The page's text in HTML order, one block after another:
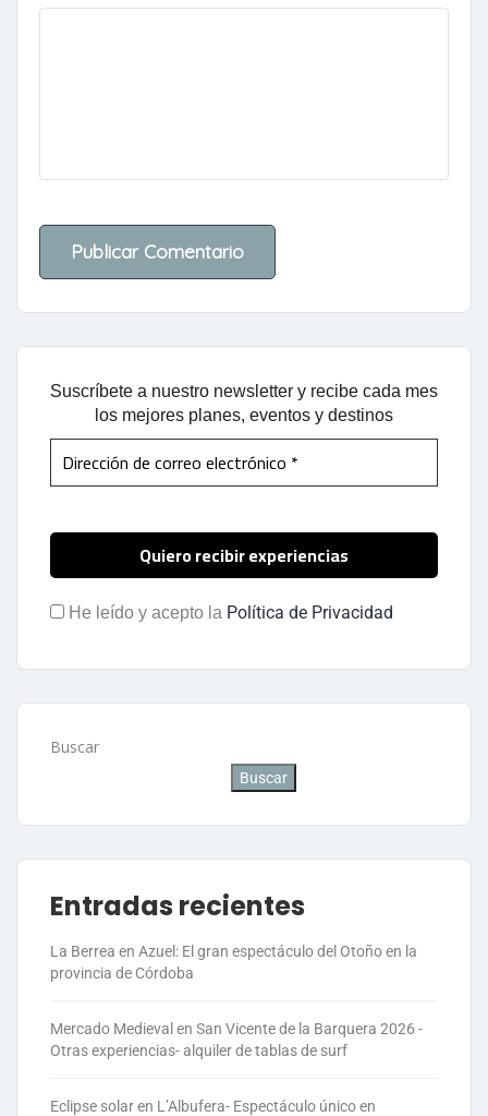
Suscríbete a nuestro newsletter y recibe cada mes
los mejores planes, eventos y destinos
He leído y acepto la Política de Privacidad
Buscar
Buscar
Entradas recientes
La Berrea en Azuel: El gran espectáculo del Otoño en la
provincia de Córdoba
Mercado Medieval en San Vicente de la Barquera 2026 -
Otras experiencias- alquiler de tablas de surf
Eclipse solar en L’Albufera- Espectáculo único en